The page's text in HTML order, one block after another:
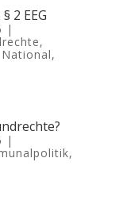
2 EEG
|
,
National,
|
,